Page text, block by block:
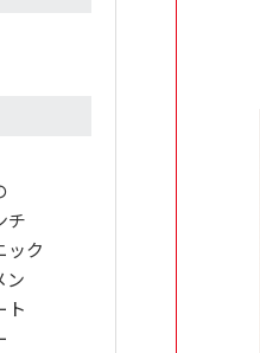
チ
ック
ン
ト